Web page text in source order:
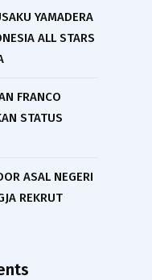
YAMADERA
ALL STARS
FRANCO
STATUS
ASAL NEGERI
REKRUT